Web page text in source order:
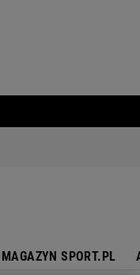
MAGAZYN SPORT.PL